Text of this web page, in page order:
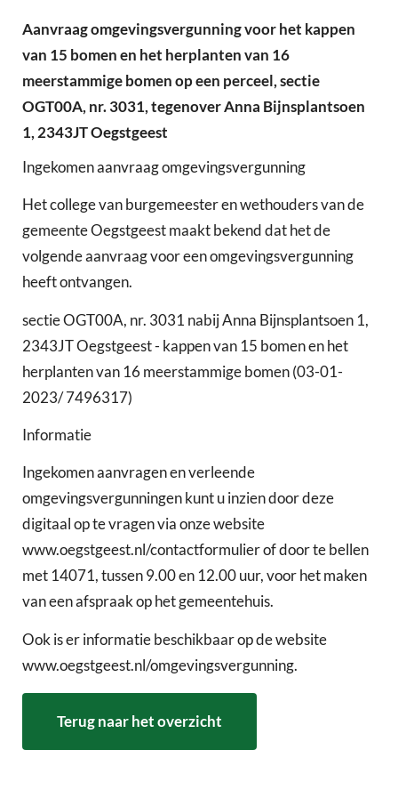
Aanvraag omgevingsvergunning voor het kappen
van 15 bomen en het herplanten van 16
meerstammige bomen op een perceel, sectie
OGT00A, nr. 3031, tegenover Anna Bijnsplantsoen
1, 2343JT Oegstgeest
Ingekomen aanvraag omgevingsvergunning
Het college van burgemeester en wethouders van de
gemeente Oegstgeest maakt bekend dat het de
volgende aanvraag voor een omgevingsvergunning
heeft ontvangen.
sectie OGT00A, nr. 3031 nabij Anna Bijnsplantsoen 1,
2343JT Oegstgeest - kappen van 15 bomen en het
herplanten van 16 meerstammige bomen (03-01-
2023/ 7496317)
Informatie
Ingekomen aanvragen en verleende
omgevingsvergunningen kunt u inzien door deze
digitaal op te vragen via onze website
www.oegstgeest.nl/contactformulier of door te bellen
met 14071, tussen 9.00 en 12.00 uur, voor het maken
van een afspraak op het gemeentehuis.
Ook is er informatie beschikbaar op de website
www.oegstgeest.nl/omgevingsvergunning.
Terug naar het overzicht